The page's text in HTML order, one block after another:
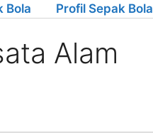
Bola Profil Sepak Bola
Alam